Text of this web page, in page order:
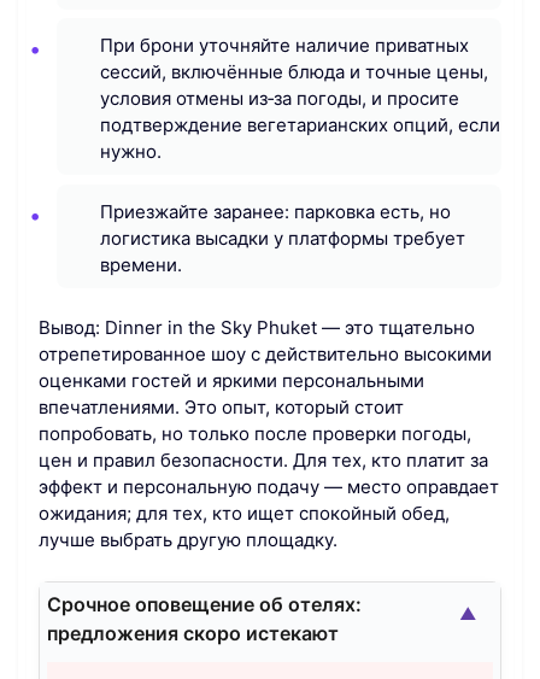
При брони уточняйте наличие приватных
сессий, включённые блюда и точные цены,
условия отмены из‑за погоды, и просите
подтверждение вегетарианских опций, если
нужно.
Приезжайте заранее: парковка есть, но
логистика высадки у платформы требует
времени.
Вывод: Dinner in the Sky Phuket — это тщательно
отрепетированное шоу с действительно высокими
оценками гостей и яркими персональными
впечатлениями. Это опыт, который стоит
попробовать, но только после проверки погоды,
цен и правил безопасности. Для тех, кто платит за
эффект и персональную подачу — место оправдает
ожидания; для тех, кто ищет спокойный обед,
лучше выбрать другую площадку.
Срочное оповещение об отелях:
предложения скоро истекают
▲